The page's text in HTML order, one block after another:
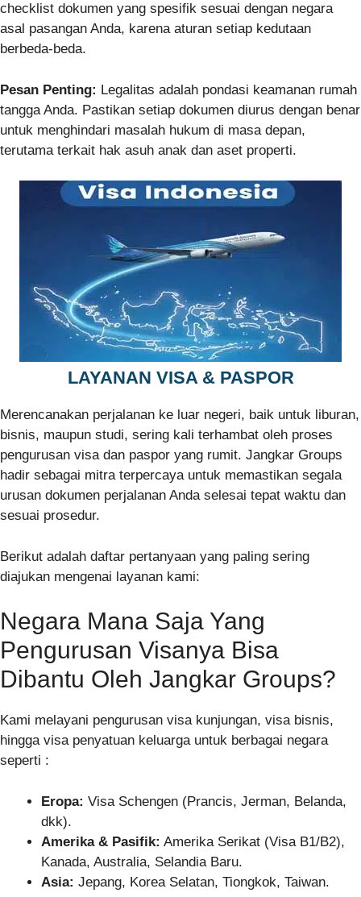
checklist dokumen yang spesifik sesuai dengan negara
asal pasangan Anda, karena aturan setiap kedutaan
berbeda-beda.
Pesan Penting: Legalitas adalah pondasi keamanan rumah
tangga Anda. Pastikan setiap dokumen diurus dengan benar
untuk menghindari masalah hukum di masa depan,
terutama terkait hak asuh anak dan aset properti.
LAYANAN VISA & PASPOR
Merencanakan perjalanan ke luar negeri, baik untuk liburan,
bisnis, maupun studi, sering kali terhambat oleh proses
pengurusan visa dan paspor yang rumit. Jangkar Groups
hadir sebagai mitra terpercaya untuk memastikan segala
urusan dokumen perjalanan Anda selesai tepat waktu dan
sesuai prosedur.
Berikut adalah daftar pertanyaan yang paling sering
diajukan mengenai layanan kami:
Negara Mana Saja Yang
Pengurusan Visanya Bisa
Dibantu Oleh Jangkar Groups?
Kami melayani pengurusan visa kunjungan, visa bisnis,
hingga visa penyatuan keluarga untuk berbagai negara
seperti :
Eropa: Visa Schengen (Prancis, Jerman, Belanda,
dkk).
Amerika & Pasifik: Amerika Serikat (Visa B1/B2),
Kanada, Australia, Selandia Baru.
Asia: Jepang, Korea Selatan, Tiongkok, Taiwan.